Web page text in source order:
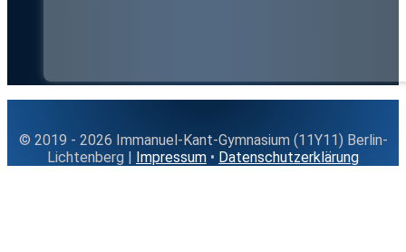
© 2019 - 2026 Immanuel-Kant-Gymnasium (11Y11) Berlin-
Lichtenberg | Impressum • Datenschutzerklärung